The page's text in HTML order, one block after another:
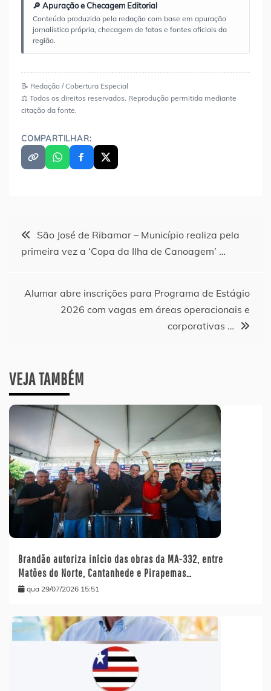
🔎 Apuração e Checagem Editorial
Conteúdo produzido pela redação com base em apuração
jornalística própria, checagem de fatos e fontes oficiais da
região.
📝 Redação / Cobertura Especial
⚖️ Todos os direitos reservados. Reprodução permitida mediante
citação da fonte.
COMPARTILHAR:
Navegação
de
Post
São José de Ribamar – Município realiza pela
primeira vez a ‘Copa da Ilha de Canoagem’ …
Alumar abre inscrições para Programa de Estágio
2026 com vagas em áreas operacionais e
corporativas …
VEJA TAMBÉM
Brandão autoriza início das obras da MA-332, entre
Matões do Norte, Cantanhede e Pirapemas…
qua 29/07/2026 15:51